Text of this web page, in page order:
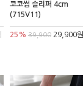
코코썸 슬리퍼 4cm
(715V11)
25% 39,90029,900원